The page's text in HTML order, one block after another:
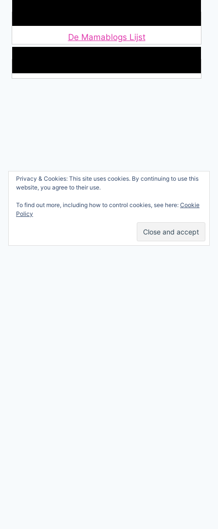
De Mamablogs Lijst
Wie ben ik?
Samenwerken
© 2026 Ren mama, ren!
Professional Blogging
Services
Privacy & Cookies: This site uses cookies. By continuing to use this
website, you agree to their use.
To find out more, including how to control cookies, see here: Cookie
Policy